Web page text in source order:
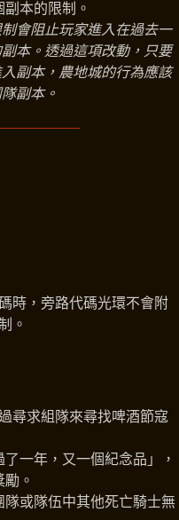
本的限制。
會阻止玩家進入在過去一
本。透過這項改動，只要
副本，農地城的行為應該
副本。
時，旁路代碼光環不會附
。
尋求組隊來尋找啤酒節寇
一年，又一個紀念品」，
。
或隊伍中其他死亡騎士無